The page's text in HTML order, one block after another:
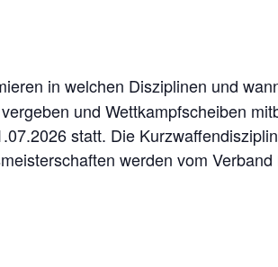
in wel­chen Dis­zi­pli­nen und
und Wett­kampf­schei­ben
statt. Die
wer­den vom Ver­band